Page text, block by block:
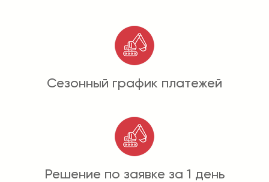
Сезонный график платежей
Решение по заявке за 1 день